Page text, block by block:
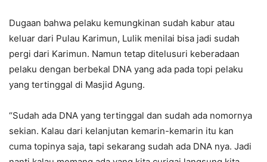
Dugaan bahwa pelaku kemungkinan sudah kabur atau
keluar dari Pulau Karimun, Lulik menilai bisa jadi sudah
pergi dari Karimun. Namun tetap ditelusuri keberadaan
pelaku dengan berbekal DNA yang ada pada topi pelaku
yang tertinggal di Masjid Agung.
“Sudah ada DNA yang tertinggal dan sudah ada nomornya
sekian. Kalau dari kelanjutan kemarin-kemarin itu kan
cuma topinya saja, tapi sekarang sudah ada DNA nya. Jadi